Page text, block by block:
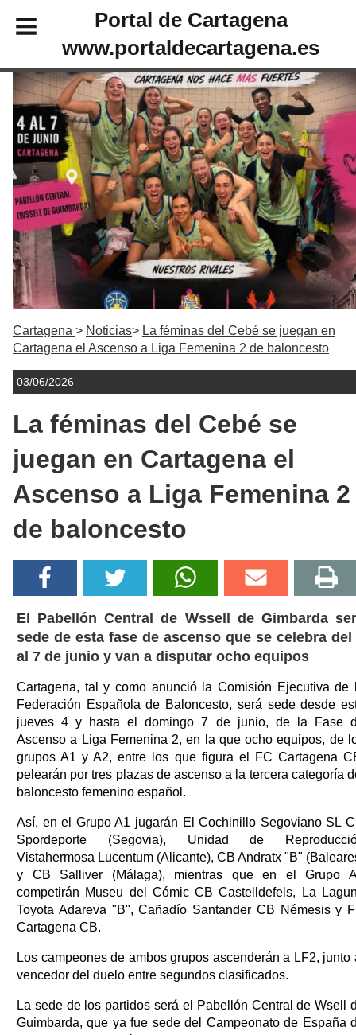
Portal de Cartagena
www.portaldecartagena.es
Cartagena Noticias
La féminas del Cebé se juegan en
Cartagena el Ascenso a Liga Femenina 2 de baloncesto
03/06/2026
La féminas del Cebé se
juegan en Cartagena el
Ascenso a Liga Femenina 2
de baloncesto
El Pabellón Central de Wssell de Gimbarda
sede de esta fase de ascenso que se celebra del
al 7 de junio y van a disputar ocho equipos
Cartagena, tal y como anunció la Comisión Ejecutiva de
Federación Española de Baloncesto, será sede desde
jueves 4 y hasta el domingo 7 de junio, de la Fase
Ascenso a Liga Femenina 2, en la que ocho equipos, de
grupos A1 y A2, entre los que figura el FC Cartagena
pelearán por tres plazas de ascenso a la tercera categoría
baloncesto femenino español.
Así, en el Grupo A1 jugarán El Cochinillo Segoviano SL
Spordeporte (Segovia), Unidad de
Vistahermosa Lucentum (Alicante), CB Andratx "B"
y CB Salliver (Málaga), mientras que en el Grupo
competirán Museu del Cómic CB Castelldefels, La
Toyota Adareva "B", Cañadío Santander CB Némesis y
Cartagena CB.
Los campeones de ambos grupos ascenderán a LF2, junto
vencedor del duelo entre segundos clasificados.
La sede de los partidos será el Pabellón Central de Wsell
Guimbarda, que ya fue sede del Campeonato de España